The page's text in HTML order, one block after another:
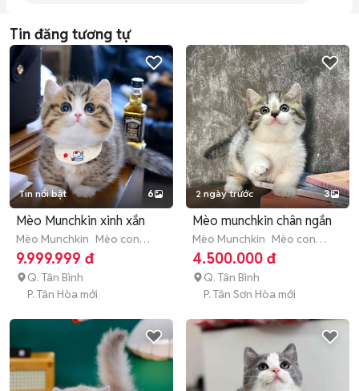
Tin đăng tương tự
Tin nổi bật 6
Mèo Munchkin xinh xắn
Mèo Munchkin Mèo con
(dưới 3 tháng tuổi)
9.999.999 đ
Q. Tân Bình
P. Tân Hòa mới
2 ngày trước 3
Mèo munchkin chân ngắn
Mèo Munchkin Mèo con
(dưới 3 tháng tuổi)
4.500.000 đ
Q. Tân Bình
P. Tân Sơn Hòa mới